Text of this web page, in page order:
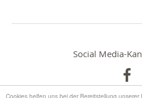
Cookies helfen uns bei der Bereitstellung unserer
Social Media-